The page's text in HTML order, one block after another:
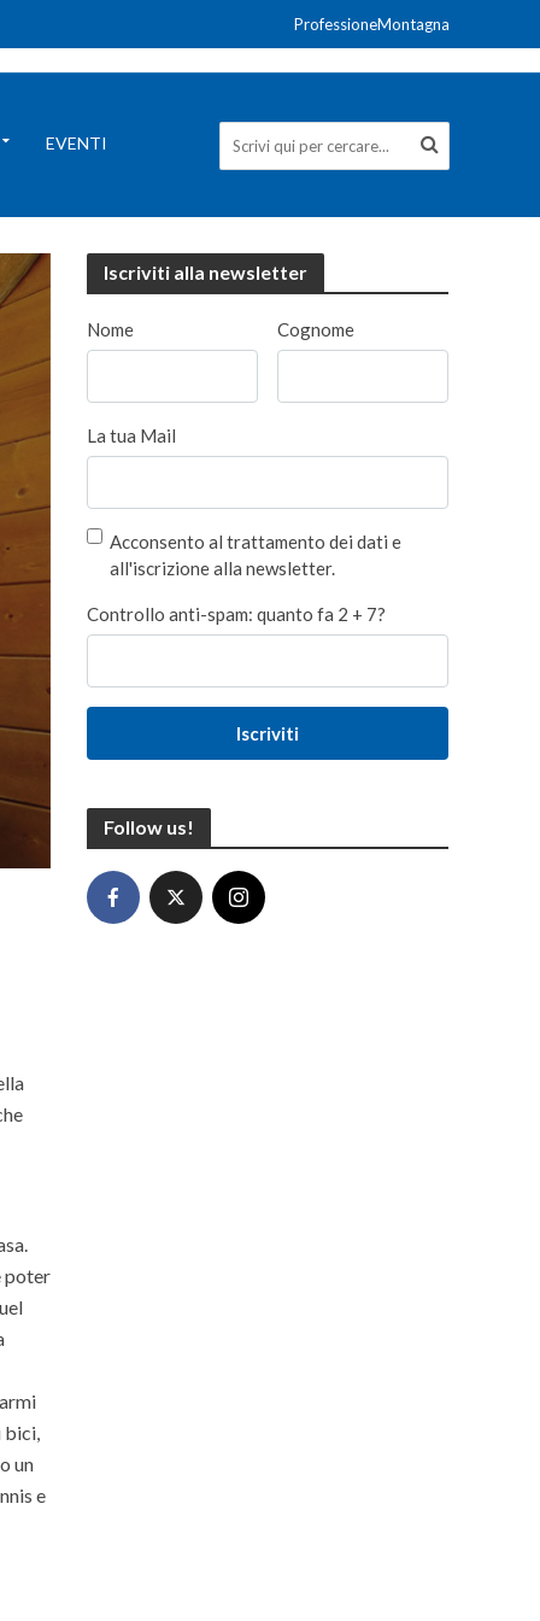
ProfessioneMontagna
EVENTI
poter
bici,
un
e
Iscriviti alla newsletter
Nome Cognome
La tua Mail
Acconsento al trattamento dei dati e
all'iscrizione alla newsletter.
Controllo anti-spam: quanto fa 2 + 7?
Iscriviti
Follow us!